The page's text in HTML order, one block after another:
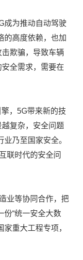
成为推动自动驾驶
的高度依赖，也加
欺骗，导致车辆
全需求，需要在
，5G带来新的技
复杂，安全问题
乃至国家安全。
联时代的安全问
业等协同合作，把
份“统一安全大数
重大工程专项，